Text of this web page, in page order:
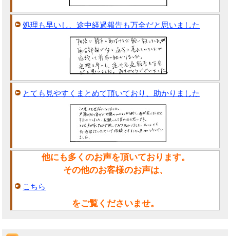
処理も早いし、途中経過報告も万全だと思いました
とても見やすくまとめて頂いており、助かりました
他にも多くのお声を頂いております。
その他のお客様のお声は、
こちら
をご覧くださいませ。